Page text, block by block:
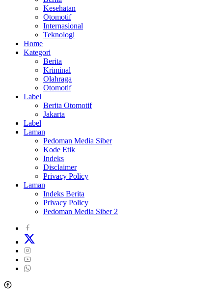
Kesehatan
Otomotif
Internasional
Teknologi
Home
Kategori
Berita
Kriminal
Olahraga
Otomotif
Label
Berita Otomotif
Jakarta
Label
Laman
Pedoman Media Siber
Kode Etik
Indeks
Disclaimer
Privacy Policy
Laman
Indeks Berita
Privacy Policy
Pedoman Media Siber 2